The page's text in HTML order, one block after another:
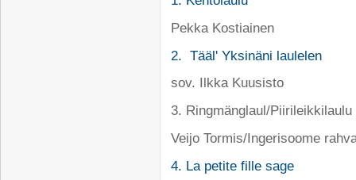
Pekka Kostiainen
2. Tääl' Yksinäni laulelen
sov. Ilkka Kuusisto
3. Ringmänglaul/Piirileikkilaulu
Veijo Tormis/Ingerisoome
4. La petite fille sage